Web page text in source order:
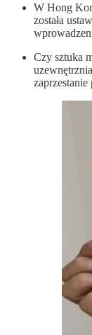
W Hong
została
Czy sztuka